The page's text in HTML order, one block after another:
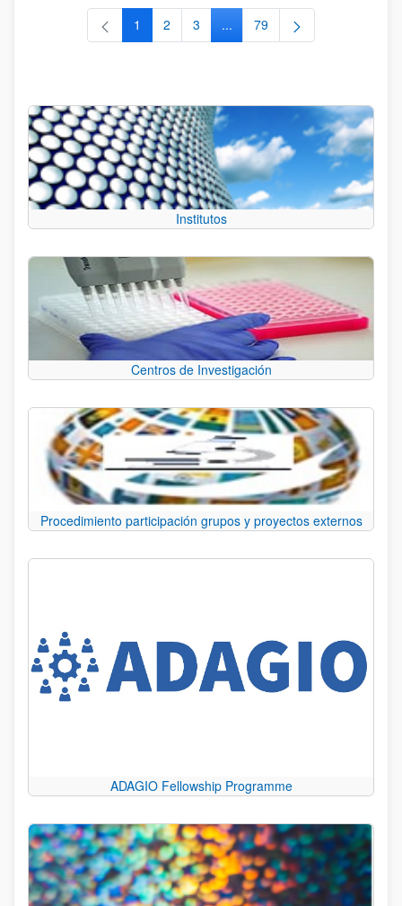
Página
1 Página
2 Página
3 ...Páginas intermedias Use TAB
Página
79
Institutos
Centros de Investigación
Procedimiento participación grupos y proyectos externos
ADAGIO Fellowship Programme